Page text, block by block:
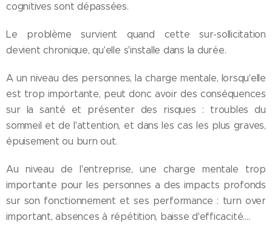
cognitives sont dépassées.
Le problème survient quand cette sur-sollicitation
devient chronique, qu'elle s'installe dans la durée.
A un niveau des personnes, la charge mentale, lorsqu'elle
est trop importante, peut donc avoir des conséquences
sur la santé et présenter des risques : troubles du
sommeil et de l'attention, et dans les cas les plus graves,
épuisement ou burn out.
Au niveau de l'entreprise, une charge mentale trop
importante pour les personnes a des impacts profonds
sur son fonctionnement et ses performance : turn over
important, absences à répétition, baisse d'efficacité....